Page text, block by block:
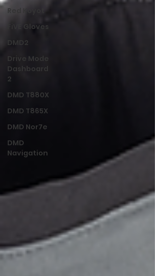
Red Koyot
FiVE Gloves
DMD2
Drive Mode
Dashboard
2
DMD T880X
DMD T865X
DMD Nor7e
DMD
Navigation